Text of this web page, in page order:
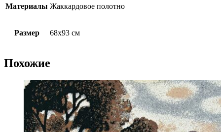
Материалы Жаккардовое полотно
Размер 68х93 см
Похожие